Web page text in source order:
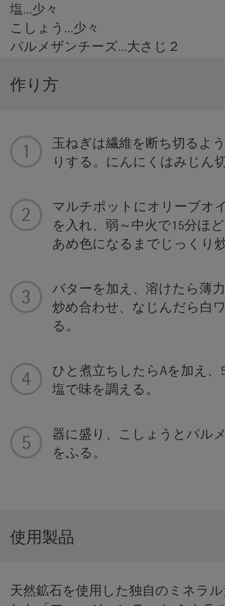
塩…少々
こしょう…少々
パルメザンチーズ…大さじ２
作り方
玉ねぎは繊維を断ち切るよ
りする。にんにくはみじん
マルチポットにオリーブオ
を入れ、弱～中火で15分ほ
あめ色になるまでじっくり
バターを加え、溶けたら薄
炒め合わせ、なじんだら白
る。
ひと煮立ちしたらAを加え、
塩で味を調える。
器に盛り、こしょうとパル
をふる。
使用製品
天然鉱石を使用した独自のミネラ